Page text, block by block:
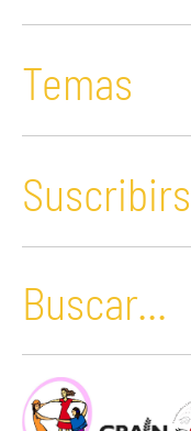
Temas